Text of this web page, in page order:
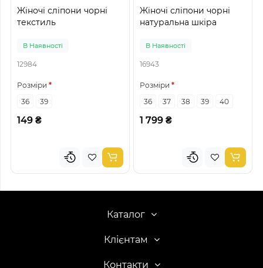
Жіночі сліпони чорні
текстиль
В Наявності
12984
Розміри
36
39
149 ₴
Жіночі сліпони чорні
натуральна шкіра
В Наявності
16943
Розміри
36
37 38 39 40
1 799 ₴
Каталог
Клієнтам
Контакти